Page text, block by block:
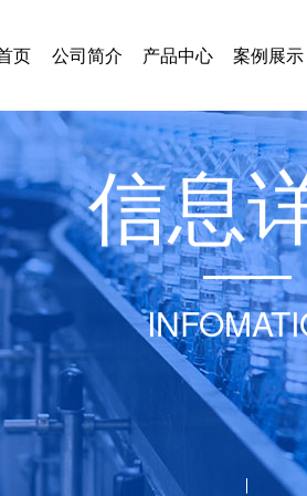
页 公司简介 产品中心 案例展示
信息